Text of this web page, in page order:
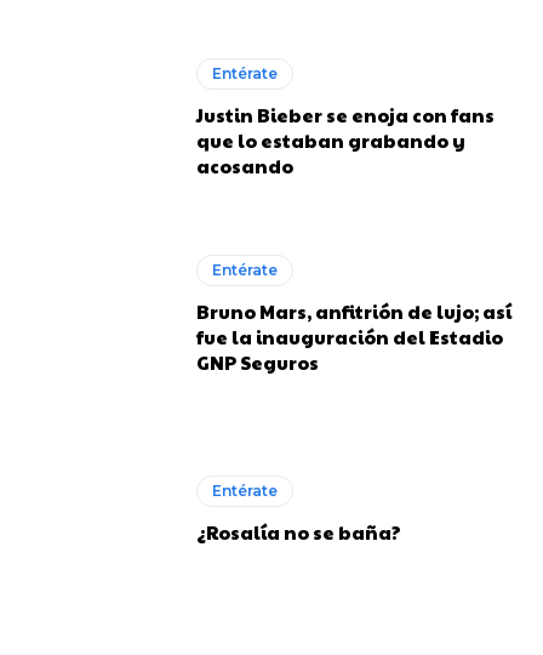
Entérate
Justin Bieber se enoja con fans
que lo estaban grabando y
acosando
Entérate
Bruno Mars, anfitrión de lujo; así
fue la inauguración del Estadio
GNP Seguros
Entérate
¿Rosalía no se baña?